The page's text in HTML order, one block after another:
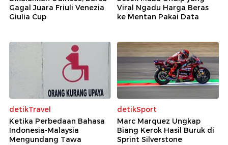
Gagal Juara Friuli Venezia
Giulia Cup
Viral Ngadu Harga Beras
ke Mentan Pakai Data
detikTravel
Ketika Perbedaan Bahasa
Indonesia-Malaysia
Mengundang Tawa
detikSport
Marc Marquez Ungkap
Biang Kerok Hasil Buruk di
Sprint Silverstone